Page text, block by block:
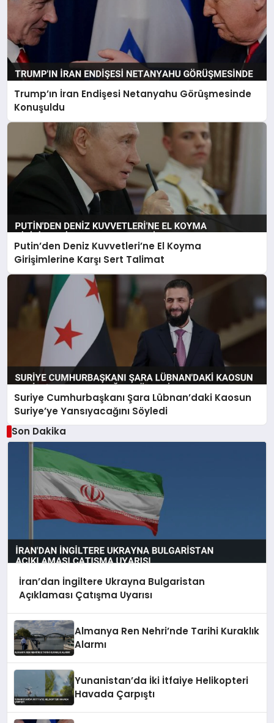
Trump’ın İran Endişesi Netanyahu Görüşmesinde
Konuşuldu
Putin’den Deniz Kuvvetleri’ne El Koyma
Girişimlerine Karşı Sert Talimat
Suriye Cumhurbaşkanı Şara Lübnan’daki Kaosun
Suriye’ye Yansıyacağını Söyledi
Son Dakika
İran’dan İngiltere Ukrayna Bulgaristan
Açıklaması Çatışma Uyarısı
Almanya Ren Nehri’nde Tarihi Kuraklık
Alarmı
Yunanistan’da İki İtfaiye Helikopteri
Havada Çarpıştı